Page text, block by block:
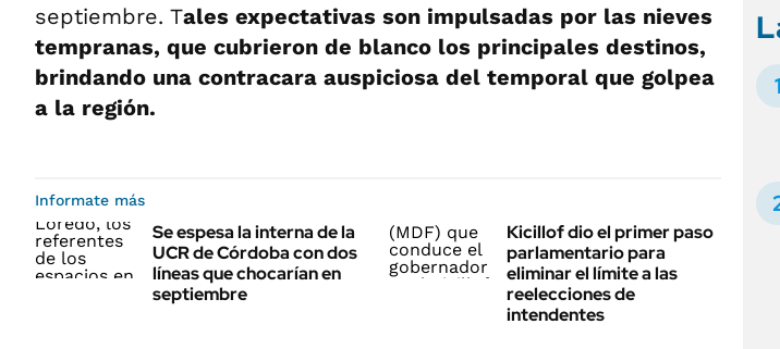
septiembre. Tales expectativas son impulsadas por las nieves
tempranas, que cubrieron de blanco los principales destinos,
brindando una contracara auspiciosa del temporal que golpea
a la región.
Informate más
Se espesa la interna de la
UCR de Córdoba con dos
líneas que chocarían en
septiembre
Kicillof dio el primer paso
parlamentario para
eliminar el límite a las
reelecciones de
intendentes